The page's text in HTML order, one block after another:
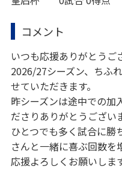
コメント
いつも応援ありがとうご
2026/27シーズン、ちふ
せていただきます。
昨シーズンは途中での加
ださりありがとうござい
ひとつでも多く試合に勝
さんと一緒に喜ぶ回数を
応援よろしくお願いしま